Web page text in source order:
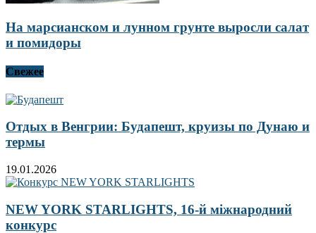
На марсианском и лунном грунте выросли салат
и помидоры
Свежее
Отдых в Венгрии: Будапешт, круизы по Дунаю и
термы
19.01.2026
NEW YORK STARLIGHTS, 16-й міжнародний
конкурс